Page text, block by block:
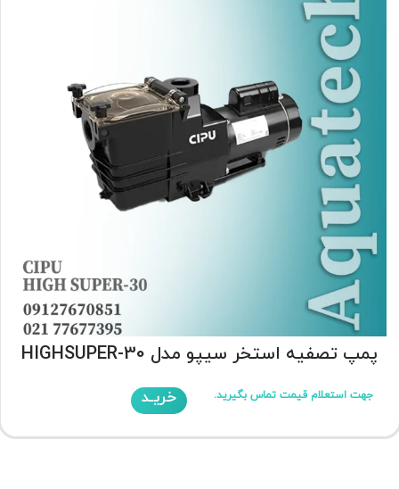
پمپ تصفیه استخر سیپو مدل HIGHSUPER-30
جهت استعلام قیمت تماس بگیرید. خریـد